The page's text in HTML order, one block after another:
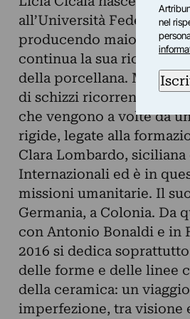
all’Università Federico
producendo maioliche,
continua la sua ricerca
della porcellana. Molto
di schizzi ricorrenti:
che vengono a volte da
rigide, legate alla
Clara Lombardo,
Internazionali ed è in
missioni umanitarie. Il
Germania, a Colonia. Da
con Antonio Bonaldi e in
2016 si dedica
delle forme e delle linee
della ceramica: un
imperfezione, tra visione
nel